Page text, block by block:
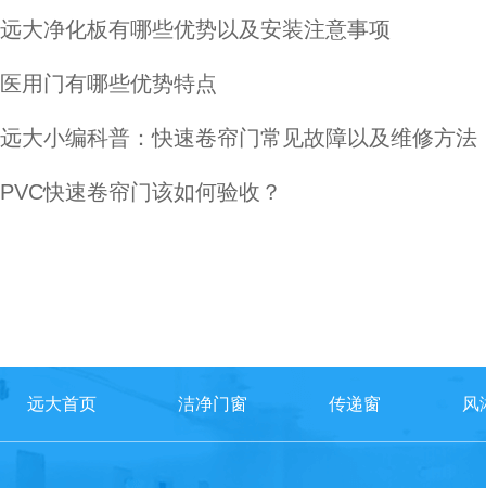
远大净化板有哪些优势以及安装注意事项
医用门有哪些优势特点
远大小编科普：快速卷帘门常见故障以及维修方法
PVC快速卷帘门该如何验收？
远大首页 洁净门窗 传递窗 风